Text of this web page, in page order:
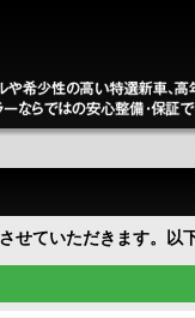
ていただきます。以